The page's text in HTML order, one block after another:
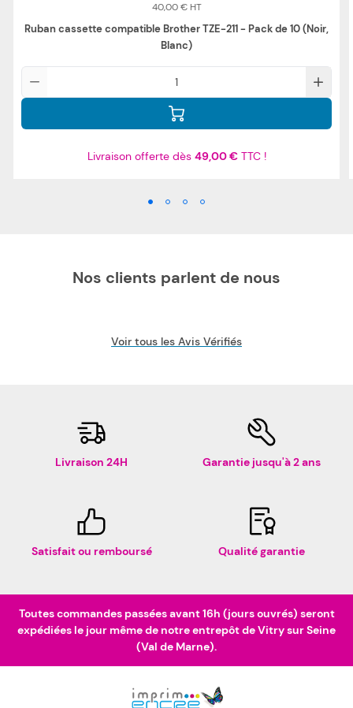
40,00 €
Ruban cassette compatible Brother TZE-211 - Pack de 10 (Noir,
Blanc)
Livraison offerte dès 49,00 €TTC !
Nos clients parlent de nous
Voir tous les Avis Vérifiés
Livraison 24H Garantie jusqu'à 2 ans
Satisfait ou remboursé Qualité garantie
Toutes commandes passées avant 16h (jours ouvrés) seront
expédiées le jour même de notre entrepôt de Vitry sur Seine
(Val de Marne).